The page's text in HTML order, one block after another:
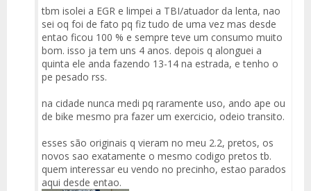
tbm isolei a EGR e limpei a TBI/atuador da lenta, nao
sei oq foi de fato pq fiz tudo de uma vez mas desde
entao ficou 100 % e sempre teve um consumo muito
bom. isso ja tem uns 4 anos. depois q alonguei a
quinta ele anda fazendo 13-14 na estrada, e tenho o
pe pesado rss.
na cidade nunca medi pq raramente uso, ando ape ou
de bike mesmo pra fazer um exercicio, odeio transito.
esses são originais q vieram no meu 2.2, pretos, os
novos sao exatamente o mesmo codigo pretos tb.
quem interessar eu vendo no precinho, estao parados
aqui desde entao.